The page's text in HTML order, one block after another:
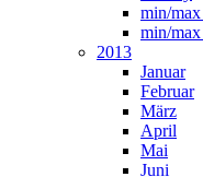
min/
min/
2013
Januar
Februar
März
April
Mai
Juni